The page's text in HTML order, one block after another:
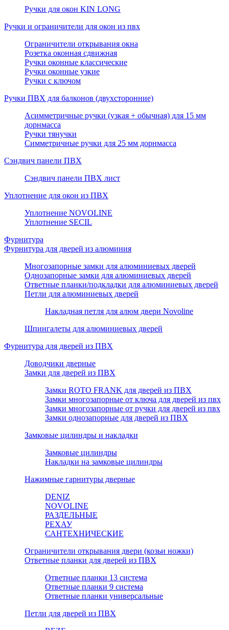
Ручки для окон KIN LONG
Ручки и ограничители для окон из пвх
Ограничители открывания окна
Розетка оконная сдвижная
Ручки оконные классические
Ручки оконные узкие
Ручки с ключом
Ручки ПВХ для балконов (двухсторонние)
Асимметричные ручки (узкая + обычная) для 15 мм
дорнмасса
Ручки тянучки
Симметричные ручки для 25 мм дорнмасса
Сэндвич панели ПВХ
Сэндвич панели ПВХ лист
Уплотнение для окон из ПВХ
Уплотнение NOVOLINE
Уплотнение SECIL
Фурнитура
Фурнитура для дверей из алюминия
Многозапорные замки для алюминиевых дверей
Однозапорные замки для алюминиевых дверей
Ответные планки/подкладки для алюминиевых дверей
Петли для алюминиевых дверей
Накладная петля для алюм двери Novoline
Шпингалеты для алюминиевых дверей
Фурнитура для дверей из ПВХ
Доводчики дверные
Замки для дверей из ПВХ
Замки ROTO FRANK для дверей из ПВХ
Замки многозапорные от ключа для дверей из пвх
Замки многозапорные от ручки для дверей из пвх
Замки однозапорные для дверей из ПВХ
Замковые цилиндры и накладки
Замковые цилиндры
Накладки на замковые цилиндры
Нажимные гарнитуры дверные
DENIZ
NOVOLINE
РАЗДЕЛЬНЫЕ
РЕХАУ
САНТЕХНИЧЕСКИЕ
Ограничители открывания двери (козьи ножки)
Ответные планки для дверей из ПВХ
Ответные планки 13 система
Ответные планки 9 система
Ответные планки универсальные
Петли для дверей из ПВХ